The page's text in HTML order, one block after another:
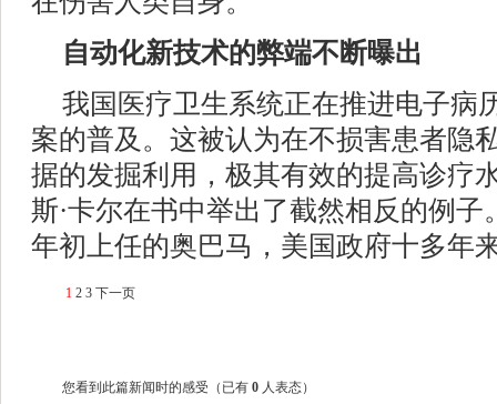
自动化新技术的弊端不断曝出
我国医疗卫生系统正在推进电子病
案的普及。这被认为在不损害患者隐
据的发掘利用，极其有效的提高诊疗
斯·卡尔在书中举出了截然相反的例子
年初上任的奥巴马，美国政府十多年
1 2 3 下一页
您看到此篇新闻时的感受 （已有 0 人表态）